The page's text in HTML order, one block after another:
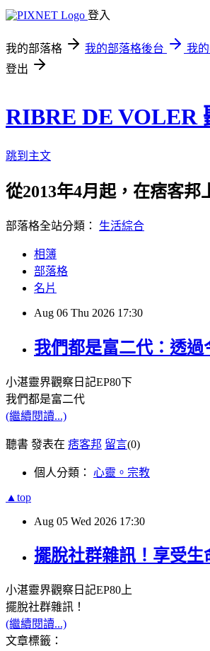
登入
我的部落格 我的部落格後台
我
登出
RIBRE DE VOLER
跳到主文
從2013年4月起，在痞客邦
部落格全站分類： 生活綜合
相簿
部落格
名片
Aug 06 Thu 2026 17:30
我們都是富二代：透
小湛靈界觀察日記EP80下
我們都是富二代
(繼續閱讀...)
聽書 發表在 痞客邦 留言(0)
個人分類： 心靈。宗教
▲top
Aug 05 Wed 2026 17:30
擺脫社群雜訊！享受
小湛靈界觀察日記EP80 上
擺脫社群雜訊！
(繼續閱讀...)
文章標籤：